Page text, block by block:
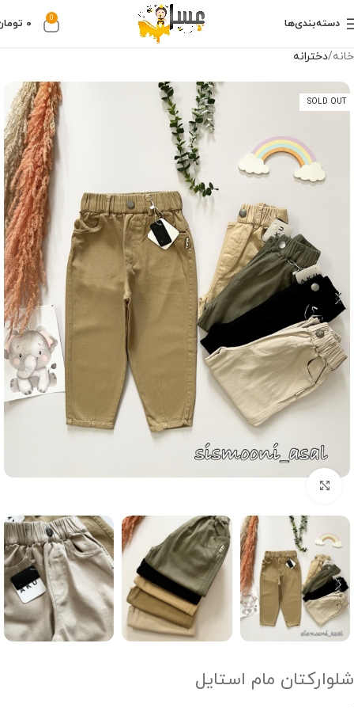
دسته‌بندی‌ها 0 ۰
خانه دخترانه
SOLD OUT
شلوارکتان مام استایل